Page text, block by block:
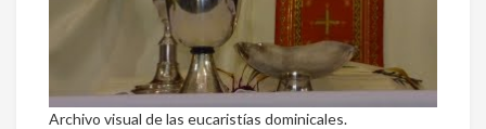
Archivo visual de las eucaristías dominicales.